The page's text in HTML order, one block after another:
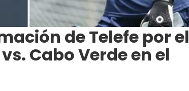
de Telefe por el
Cabo Verde en el